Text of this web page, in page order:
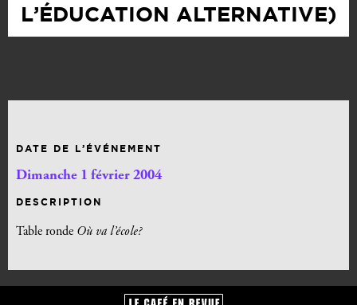
L’ÉDUCATION ALTERNATIVE)
DATE DE L’ÉVÉNEMENT
Dimanche 1 février 2004
DESCRIPTION
Table ronde Où va l’école?